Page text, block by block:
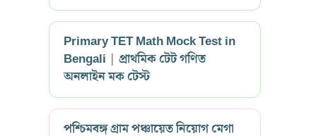
Primary TET Math Mock Test in
Bengali | প্রাথমিক টেট গণিত
অনলাইন মক টেস্ট
পশ্চিমবঙ্গ গ্রাম পঞ্চায়েত নিয়োগ মেগা